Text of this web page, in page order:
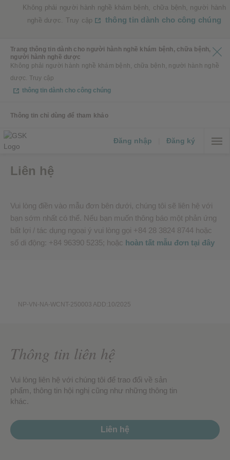
Không phải người hành nghề khám bệnh, chữa bệnh, người hành
nghề dược. Truy cập
thông tin dành cho công chúng
Trang thông tin dành cho người hành nghề khám bệnh, chữa bệnh,
người hành nghề dược
Không phải người hành nghề khám bệnh, chữa bệnh, người hành nghề
dược. Truy cập
thông tin dành cho công chúng
Thông tin chỉ dùng để tham khảo
Đăng nhập Đăng ký
Liên hệ
Vui lòng điền vào mẫu đơn bên dưới, chúng tôi sẽ liên hệ với
bạn sớm nhất có thể. Nếu bạn muốn thông báo một phản ứng
bất lợi / tác dụng ngoại ý vui lòng gọi +84 28 3824 8744 hoặc
số di động: +84 96390 5235; hoặc hoàn tất mẫu đơn tại đây
NP-VN-NA-WCNT-250003 ADD:10/2025
Thông tin liên hệ
Vui lòng liên hệ với chúng tôi để trao đổi về sản
phẩm, thông tin hội nghị cũng như những thông tin
khác.
Liên hệ